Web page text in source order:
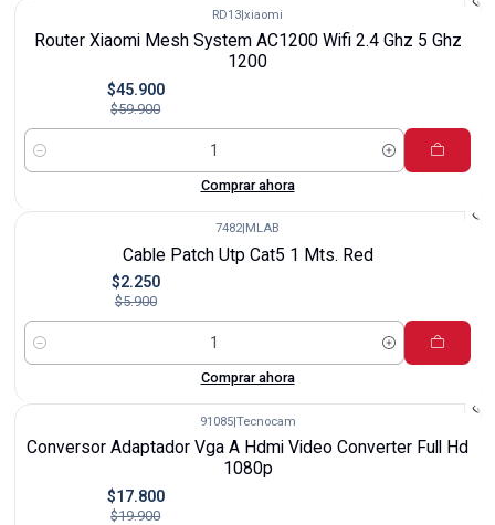
RD13|xiaomi
Router Xiaomi Mesh System AC1200 Wifi 2.4 Ghz 5 Ghz
1200
$45.900
$59.900
Cantidad
Comprar ahora
7482| MLAB
Cable Patch Utp Cat5 1 Mts. Red
$2.250
$5.900
Cantidad
Comprar ahora
91085|Tecnocam
Conversor Adaptador Vga A Hdmi Video Converter Full Hd
1080p
$17.800
$19.900